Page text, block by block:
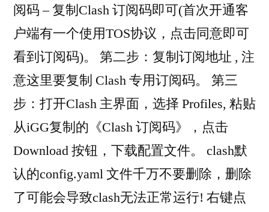
阅码 – 复制Clash 订阅码即可(首次开通客
户端有一个使用TOS协议，点击同意即可
看到订阅码)。 第二步：复制订阅地址 , 注
意这里要复制 Clash 专用订阅码。 第三
步：打开Clash 主界面，选择 Profiles, 粘贴
从iGG复制的《Clash 订阅码》，点击
Download 按钮，下载配置文件。 clash默
认的config.yaml 文件千万不要删除，删除
了可能会导致clash无法正常运行! 右键点